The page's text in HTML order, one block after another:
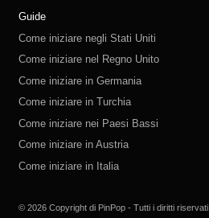
Guide
Come iniziare negli Stati Uniti
Come iniziare nel Regno Unito
Come iniziare in Germania
Come iniziare in Turchia
Come iniziare nei Paesi Bassi
Come iniziare in Austria
Come iniziare in Italia
© 2026 Copyright di PinPop - Tutti i diritti riservati.